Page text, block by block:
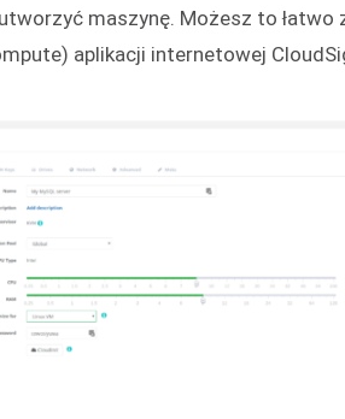
maszynę. Możesz to łatwo
aplikacji internetowej